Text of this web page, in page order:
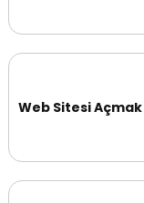
Web Sitesi Açmak